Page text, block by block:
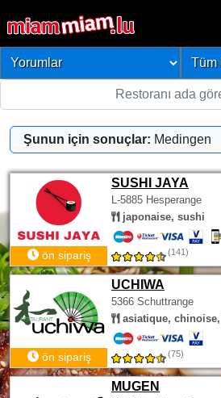
Şunun için sonuçlar: Medingen
SUSHI JAYA
L-5885 Hesperange
japonaise, sushi
ön sipariş (141)
UCHIWA
5366 Schuttrange
asiatique,
ön sipariş (75)
MUGEN